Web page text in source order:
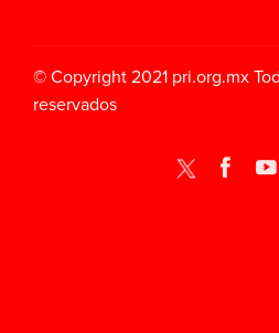
© Copyright 2021 pri.org.mx
reservados